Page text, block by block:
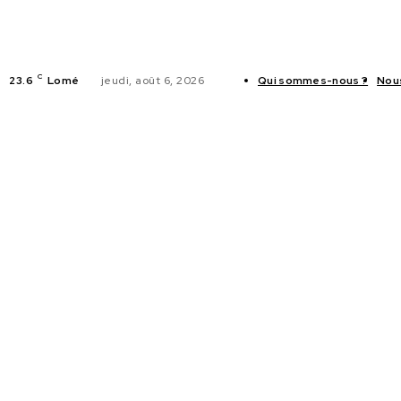
23.6 C Lomé jeudi, août 6, 2026 Qui sommes-nous ?